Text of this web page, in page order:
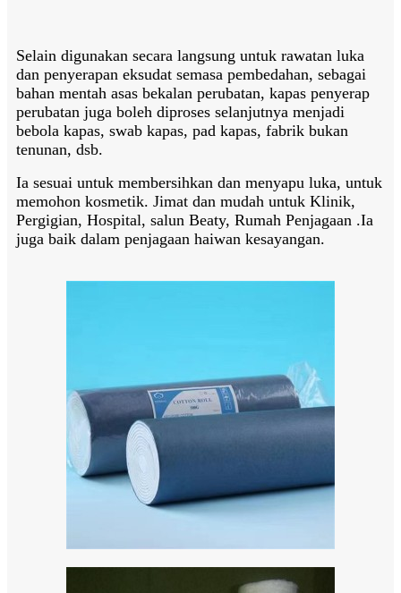
Selain digunakan secara langsung untuk rawatan luka
dan penyerapan eksudat semasa pembedahan, sebagai
bahan mentah asas bekalan perubatan, kapas penyerap
perubatan juga boleh diproses selanjutnya menjadi
bebola kapas, swab kapas, pad kapas, fabrik bukan
tenunan, dsb.
Ia sesuai untuk membersihkan dan menyapu luka, untuk
memohon kosmetik. Jimat dan mudah untuk Klinik,
Pergigian, Hospital, salun Beaty, Rumah Penjagaan .Ia
juga baik dalam penjagaan haiwan kesayangan.